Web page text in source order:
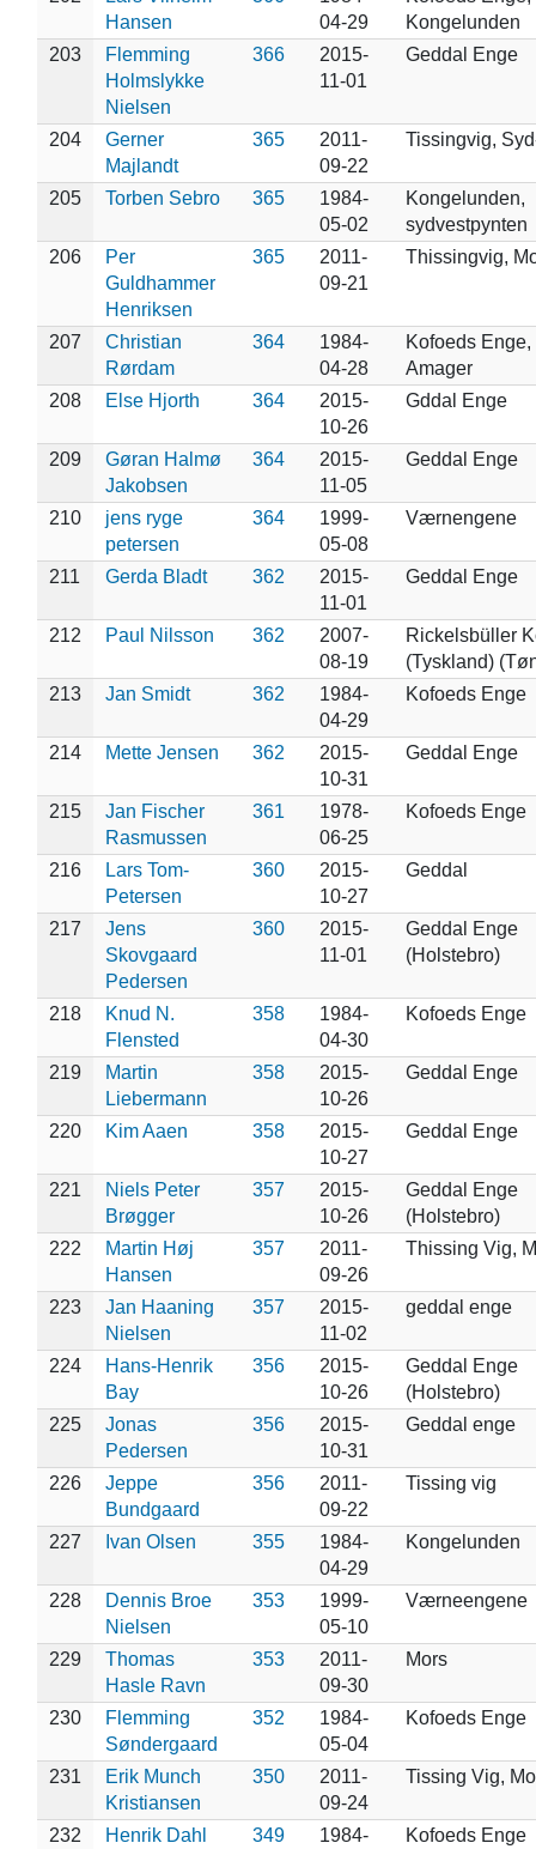
Hansen
04-29
Kongelunden
203
Flemming
Holmslykke
Nielsen
366
2015-
11-01
Geddal Enge
204
Gerner
Majlandt
365
2011-
09-22
Tissingvig,
205 Torben Sebro 365
1984-
05-02
Kongelunden,
sydvestpynten
206
Per
Guldhammer
Henriksen
365
2011-
09-21
Thissingvig,
207
Christian
Rørdam
364
1984-
04-28
Kofoeds Enge,
Amager
208
Else Hjorth 364
2015-
10-26
Gddal Enge
209
Gøran Halmø
Jakobsen
364
2015-
11-05
Geddal Enge
210
jens ryge
petersen
364
1999-
05-08
Værnengene
211 Gerda Bladt 362
2015-
11-01
Geddal Enge
212 Paul Nilsson 362
2007-
08-19
Rickelsbüller
(Tyskland)
213
Jan Smidt 362
1984-
04-29
Kofoeds Enge
214 Mette Jensen 362
2015-
10-31
Geddal Enge
215
Jan Fischer
Rasmussen
361
1978-
06-25
Kofoeds Enge
216
Lars Tom-
Petersen
360
2015-
10-27
Geddal
217
Jens
Skovgaard
Pedersen
360
2015-
11-01
Geddal Enge
(Holstebro)
218
Knud N.
Flensted
358
1984-
04-30
Kofoeds Enge
219
Martin
Liebermann
358
2015-
10-26
Geddal Enge
220 Kim Aaen 358
2015-
10-27
Geddal Enge
221
Niels Peter
Brøgger
357
2015-
10-26
Geddal Enge
(Holstebro)
222
Martin Høj
Hansen
357
2011-
09-26
Thissing Vig,
223
Jan Haaning
Nielsen
357
2015-
11-02
geddal enge
224
Hans-Henrik
Bay
356
2015-
10-26
Geddal Enge
(Holstebro)
225
Jonas
Pedersen
356
2015-
10-31
Geddal enge
226
Jeppe
Bundgaard
356
2011-
09-22
Tissing vig
227 Ivan Olsen 355
1984-
04-29
Kongelunden
228
Dennis Broe
Nielsen
353
1999-
05-10
Værneengene
229
Thomas
Hasle Ravn
353
2011-
09-30
Mors
230
Flemming
Søndergaard
352
1984-
05-04
Kofoeds Enge
231
Erik Munch
Kristiansen
350
2011-
09-24
Tissing Vig,
232 Henrik Dahl 349
1984-
Kofoeds Enge